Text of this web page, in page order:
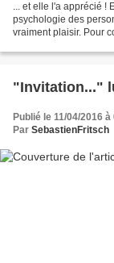
... et elle l'a apprécié !
psychologie des
vraiment plaisir. Pour
"Invitation..."
Publié le 11/04/2016 à
Par SebastienFritsch